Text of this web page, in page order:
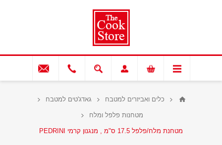
כלים ואביזרים למטבח גאדג'טים למטבח
מטחנות פלפל ומלח
מטחנת מלח/פלפל 17.5 ס"מ , מנגנון קרמי PEDRINI